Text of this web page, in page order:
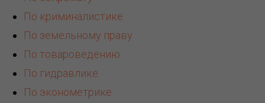
По криминалистике
По земельному праву
По товароведению
По гидравлике
По эконометрике